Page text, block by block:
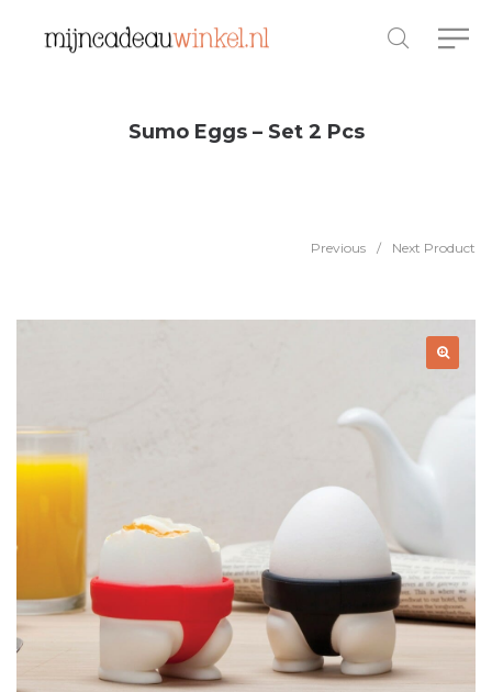
Sumo Eggs – Set 2 Pcs
Previous / Next Product